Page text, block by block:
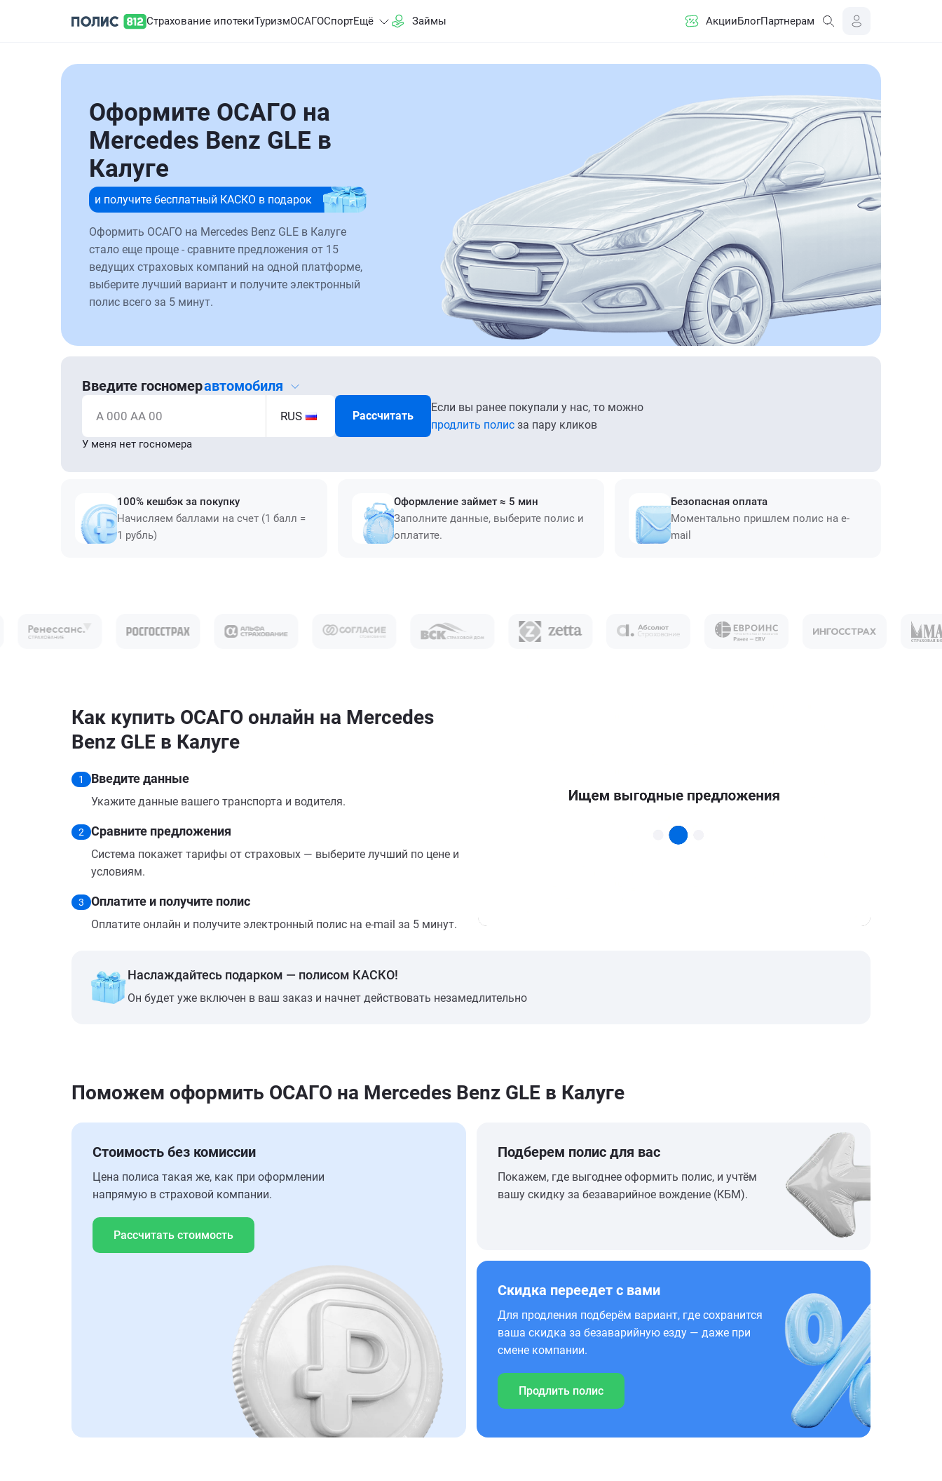
Страхование ипотекиТуризмОСАГОСпортЕщё Займы АкцииБлогПартнерам
Оформите ОСАГО на
Mercedes Benz GLE в
Калуге
и получите бесплатный КАСКО в подарок
Оформить ОСАГО на Mercedes Benz GLE в Калуге
стало еще проще - сравните предложения от 15
ведущих страховых компаний на одной платформе,
выберите лучший вариант и получите электронный
полис всего за 5 минут.
Введите госномеравтомобиля
А 000 АА 00 RUS Рассчитать
Если вы ранее покупали у нас, то можно
продлить полис за пару кликов
У меня нет госномера
100% кешбэк за покупку
Начисляем баллами на счет (1 балл =
1 рубль)
Оформление займет ≈ 5 мин
Заполните данные, выберите полис и
оплатите.
Безопасная оплата
Моментально пришлем полис на e-
mail
Как купить ОСАГО онлайн на Mercedes
Benz GLE в Калуге
1 Введите данные
Укажите данные вашего транспорта и водителя.
2 Сравните предложения
Система покажет тарифы от страховых — выберите лучший по цене и
условиям.
3 Оплатите и получите полис
Оплатите онлайн и получите электронный полис на e-mail за 5 минут.
Наслаждайтесь подарком — полисом КАСКО!
Он будет уже включен в ваш заказ и начнет действовать незамедлительно
Поможем оформить ОСАГО на Mercedes Benz GLE в Калуге
Стоимость без комиссии
Цена полиса такая же, как при оформлении
напрямую в страховой компании.
Рассчитать стоимость
Подберем полис для вас
Покажем, где выгоднее оформить полис, и учтём
вашу скидку за безаварийное вождение (КБМ).
Скидка переедет с вами
Для продления подберём вариант, где сохранится
ваша скидка за безаварийную езду — даже при
смене компании.
Продлить полис